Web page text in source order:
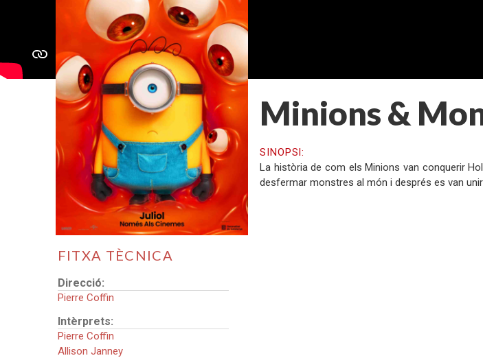
Minions &
FITXA TÈCNICA
Direcció:
Pierre Coffin
Intèrprets:
Pierre Coffin
Allison Janney
SINOPSI:
La història de com els Minions van conquerir
desfermar monstres al món i després es van